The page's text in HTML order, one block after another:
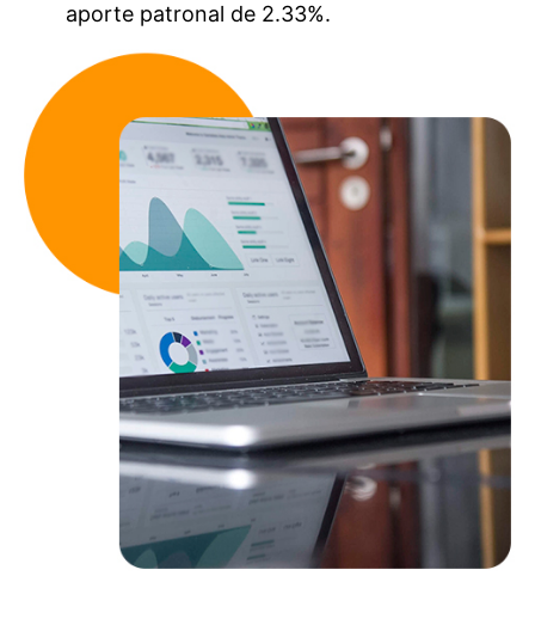
aporte patronal de 2.33%.